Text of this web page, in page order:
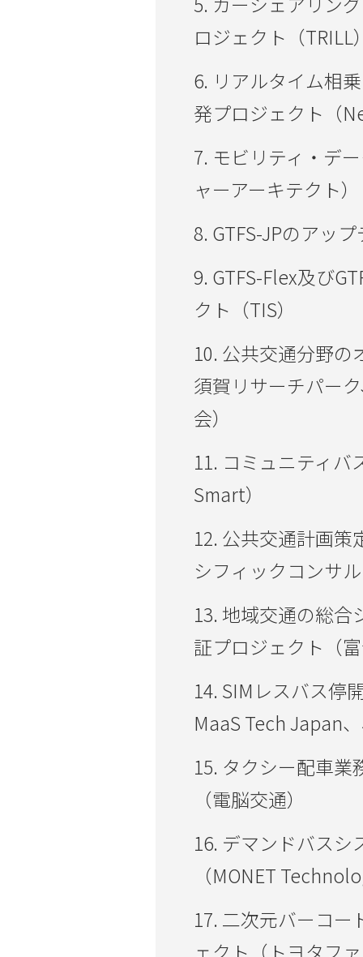
ロジェクト（TRILL
6. リアルタイム相
発プロジェクト（
7. モビリティ・デ
ャーアーキテクト）
8. GTFS-JPのアッ
9. GTFS-Flex及び
クト（TIS）
10. 公共交通分野
須賀リサーチパー
会）
11. コミュニティ
Smart）
12. 公共交通計画
シフィックコンサ
13. 地域交通の総
証プロジェクト（
14. SIMレスバス停
MaaS Tech Japan
15. タクシー配車
（電脳交通）
16. デマンドバス
（MONET
17. 二次元バーコ
ェクト（トヨタフ